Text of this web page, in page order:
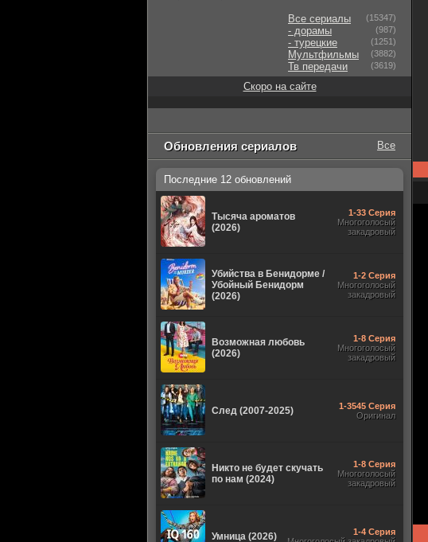
Все сериалы (15347)
- дорамы (987)
- турецкие (1251)
Мультфильмы (3882)
Тв передачи (3619)
Скоро на сайте
Обновления сериалов Все
Последние 12 обновлений
Тысяча ароматов
(2026)
1-33 Серия
Многоголосый
закадровый
Убийства в Бенидорме /
Убойный Бенидорм
(2026)
1-2 Серия
Многоголосый
закадровый
Возможная любовь
(2026)
1-8 Серия
Многоголосый
закадровый
След (2007-2025)
1-3545 Серия
Оригинал
Никто не будет скучать
по нам (2024)
1-8 Серия
Многоголосый
закадровый
Умница (2026)
1-4 Серия